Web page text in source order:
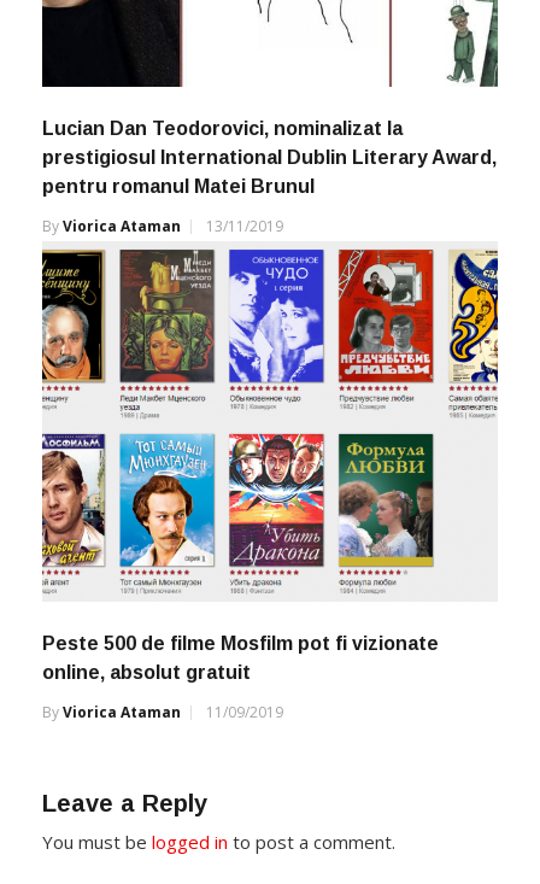
Lucian Dan Teodorovici, nominalizat la
prestigiosul International Dublin Literary Award,
pentru romanul Matei Brunul
ByViorica Ataman 13/11/2019
Peste 500 de filme Mosfilm pot fi vizionate
online, absolut gratuit
ByViorica Ataman 11/09/2019
Leave a Reply
You must be logged in to post a comment.